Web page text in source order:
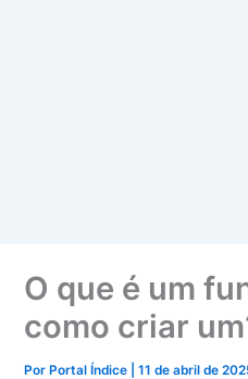
O que é um
como criar
PorPortal Índice |11 de abril de